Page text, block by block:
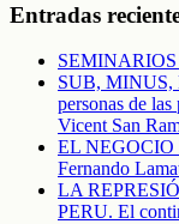
Entradas
SEMINARIOS
SUB, MINUS,
personas de
Vicent San
EL
Fernando
LA
PERU. El